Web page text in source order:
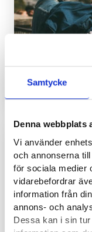
Samtycke
Denna webbplats
Vi använder
och annonserna
för sociala medier
vidarebefordrar
information från
annons- och
Dessa kan i sin
Det är nu lättare
rekryteringsstöd